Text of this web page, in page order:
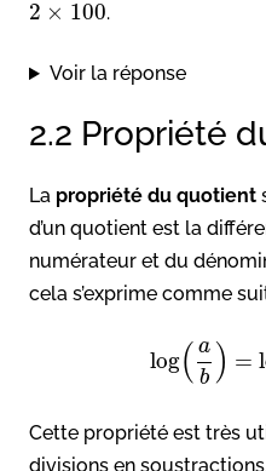
2 × 100.
Voir la réponse
2.2 Propriété
La propriété du quotient
d’un quotient est la
numérateur et du
cela s’exprime comme
log( a
b ) =
Cette propriété est très
divisions en